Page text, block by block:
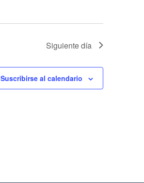
Siguiente día
Suscribirse al calendario